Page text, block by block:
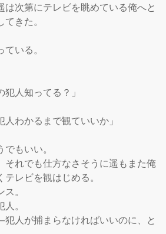
は次第にテレビを眺めている俺へと
きた。
いる。
犯人知ってる？」
人わかるまで観ていいか」
もいい。
それでも仕方なさそうに遥もまた俺
レビを観はじめる。
。
。
人が捕まらなければいいのに、と